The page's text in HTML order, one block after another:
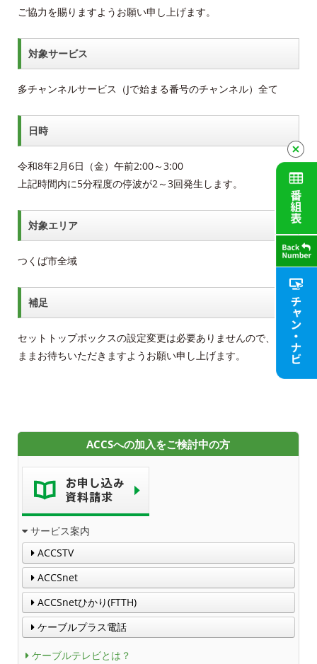
ご協力を賜りますようお願い申し上げます。
対象サービス
多チャンネルサービス（Jで始まる番号のチャンネル）全て
日時
令和8年2月6日（金）午前2:00～3:00
上記時間内に5分程度の停波が2～3回発生します。
対象エリア
つくば市全域
補足
セットトップボックスの設定変更は必要ありませんので、その
ままお待ちいただきますようお願い申し上げます。
ACCSへの加入をご検討中の方
サービス案内
ACCSTV
ACCSnet
ACCSnetひかり(FTTH)
ケーブルプラス電話
ケーブルテレビとは？
ＡＣＣＳ40年のあゆみ
法人情報
ＡＣＣＳ番組基準
個人情報保護方針
人材募集
ACCSTV
ACCSnet
ACCS Cable Connection
つくばもん（地域情報サイト）